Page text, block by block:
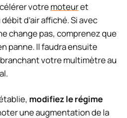
votremoteuret
d’air affiché. Si avec
change pas, comprenez que
panne. Il faudra ensuite
votre multimètre au
modifiez le régime
une augmentation de la